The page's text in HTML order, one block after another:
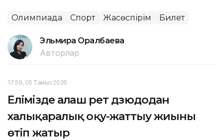
Олимпиада Спорт Жасөспірім Билет
Эльмира Оралбаева
Авторлар
17:59, 05 Тамыз 2026
Елімізде алғаш рет дзюдодан
халықаралық оқу-жаттығу жиыны
өтіп жатыр